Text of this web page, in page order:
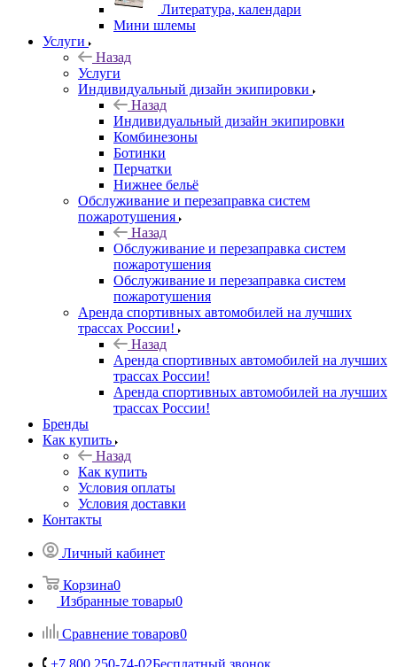
Литература, календари
Мини шлемы
Услуги
Назад
Услуги
Индивидуальный дизайн экипировки
Назад
Индивидуальный дизайн экипировки
Комбинезоны
Ботинки
Перчатки
Нижнее бельё
Обслуживание и перезаправка систем
пожаротушения
Назад
Обслуживание и перезаправка систем
пожаротушения
Обслуживание и перезаправка систем
пожаротушения
Аренда спортивных автомобилей на лучших
трассах России!
Назад
Аренда спортивных автомобилей на лучших
трассах России!
Аренда спортивных автомобилей на лучших
трассах России!
Бренды
Как купить
Назад
Как купить
Условия оплаты
Условия доставки
Контакты
Личный кабинет
Корзина0
Избранные товары0
Сравнение товаров0
+7 800 250-74-02Бесплатный звонок